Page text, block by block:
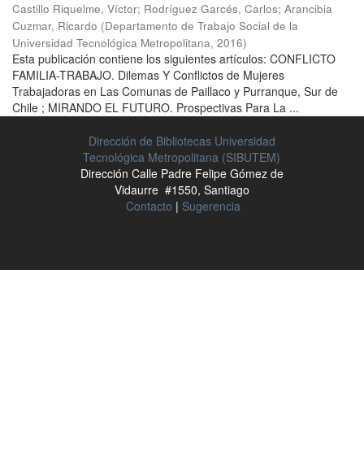
Castillo Riquelme, Víctor; Rodríguez Garcés, Carlos; Arancibia
Cuzmar, Ricardo (Departamento de Trabajo Social de la
Universidad Tecnológica Metropolitana, 2016)
Esta publicación contiene los siguientes artículos: CONFLICTO
FAMILIA-TRABAJO. Dilemas Y Conflictos de Mujeres
Trabajadoras en Las Comunas de Paillaco y Purranque, Sur de
Chile ; MIRANDO EL FUTURO. Prospectivas Para La ...
Dirección de Bibliotecas Universidad
Tecnológica Metropolitana (SIBUTEM)
Dirección Calle Padre Felipe Gómez de
Vidaurre #1550, Santiago
Contacto | Sugerencia